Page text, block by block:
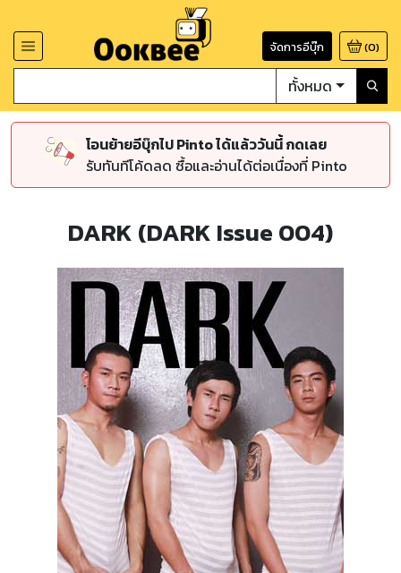
จัดการอีบุ๊ก (0)
ทั้งหมด
โอนย้ายอีบุ๊กไป Pinto ได้แล้ววันนี้ กดเลย
รับทันทีโค้ดลด ซื้อและอ่านได้ต่อเนื่องที่ Pinto
DARK (DARK Issue 004)